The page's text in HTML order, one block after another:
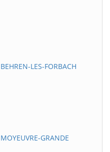
LES-FORBACH
GRANDE